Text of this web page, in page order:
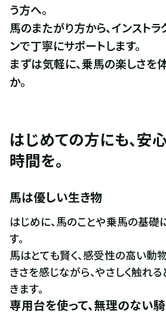
う方へ。
馬のまたがり方から、インスト
ンで丁寧にサポートします。
まずは気軽に、乗馬の楽しさを
か。
はじめての方にも、安
時間を。
馬は優しい生き物
はじめに、馬のことや乗馬の基礎
す。
馬はとても賢く、感受性の高い動
きさを感じながら、やさしく触れ
きます。
専用台を使って、無理のない